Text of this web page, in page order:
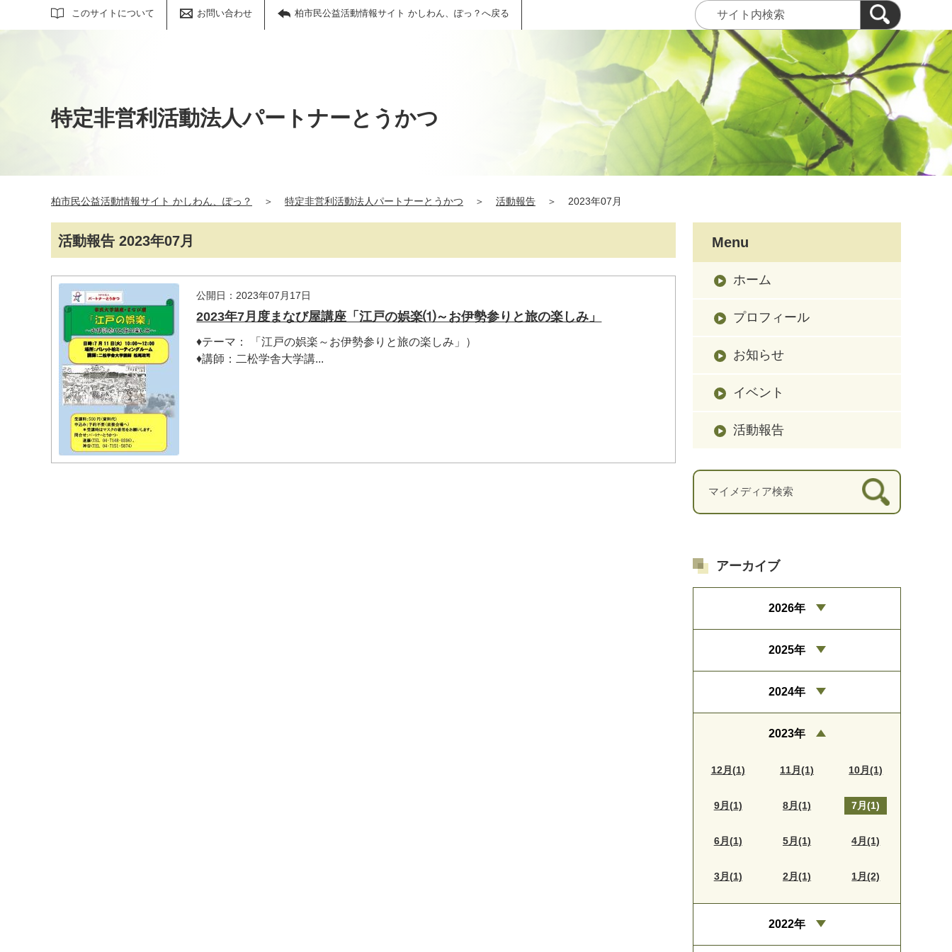
このサイトについて お問い合わせ 柏市民公益活動情報サイト かしわん、ぽっ？へ戻る
サイト内検索
特定非営利活動法人パートナーとうかつ
柏市民公益活動情報サイト かしわん、ぽっ？ ＞ 特定非営利活動法人パートナーとうかつ ＞ 活動報告 ＞ 2023年07月
活動報告 2023年07月
公開日：2023年07月17日
2023年7月度まなび屋講座「江戸の娯楽⑴～お伊勢参りと旅の楽しみ」
♦テーマ： 「江戸の娯楽～お伊勢参りと旅の楽しみ」）
♦講師：二松学舎大学講...
Menu
ホーム
プロフィール
お知らせ
イベント
活動報告
アーカイブ
2026年
2025年
2024年
2023年
12月(1) 11月(1) 10月(1)
9月(1) 8月(1) 7月(1)
6月(1) 5月(1) 4月(1)
3月(1) 2月(1) 1月(2)
2022年